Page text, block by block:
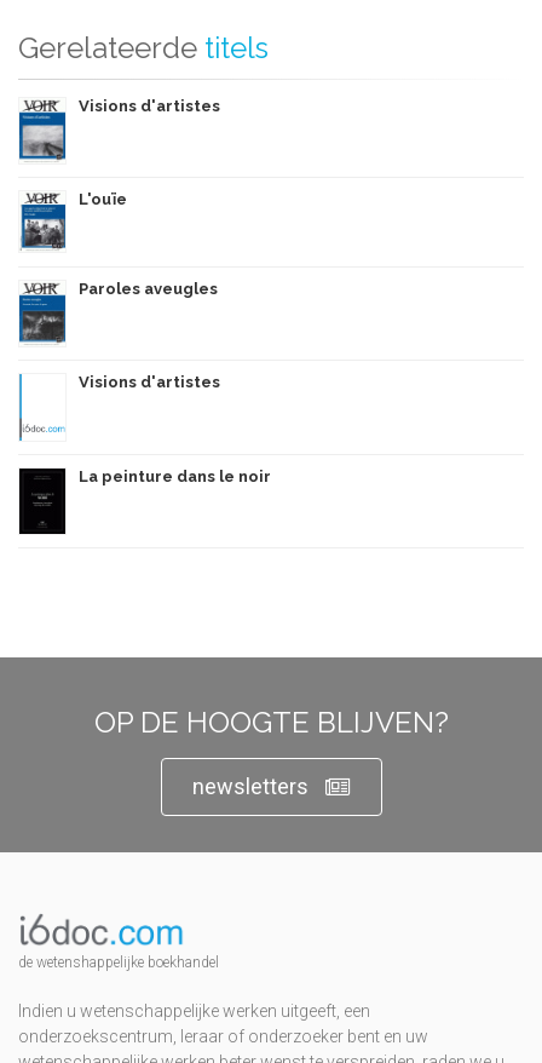
Gerelateerde titels
Visions d'artistes
L'ouïe
Paroles aveugles
Visions d'artistes
La peinture dans le noir
OP DE HOOGTE BLIJVEN?
newsletters
de wetenshappelijke boekhandel
Indien u wetenschappelijke werken uitgeeft, een
onderzoekscentrum, leraar of onderzoeker bent en uw